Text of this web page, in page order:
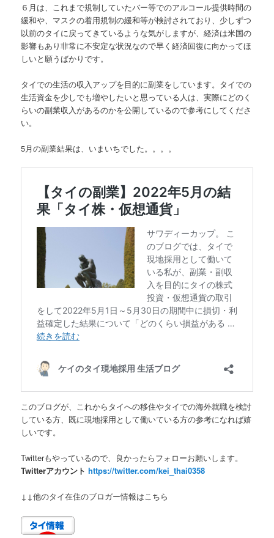
６月は、これまで規制していたバー等でのアルコール提供時間の
緩和や、マスクの着用規制の緩和等が検討されており、少しずつ
以前のタイに戻ってきているような気がしますが、経済は米国の
影響もあり非常に不安定な状況なので早く経済回復に向かってほ
しいと願うばかりです。
タイでの生活の収入アップを目的に副業をしています。タイでの
生活資金を少しでも増やしたいと思っている人は、実際にどのく
らいの副業収入があるのかを公開しているので参考にしてくださ
い。
5月の副業結果は、いまいちでした。。。。
このブログが、これからタイへの移住やタイでの海外就職を検討
している方、既に現地採用として働いている方の参考になれば嬉
しいです。
Twitterもやっているので、良かったらフォローお願いします。
Twitterアカウントhttps://twitter.com/kei_thai0358
↓↓他のタイ在住のブロガー情報はこちら